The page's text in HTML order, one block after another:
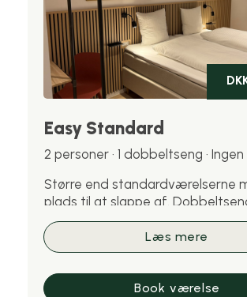
Easy Standard
2 personer · 1 dobbeltseng ·
Større end standardværelserne
plads til at slappe af.
skrivebord, Wi-Fi og privat
Velegnet til par eller gæster, der
sig flere dage. Bemærk: kæledyr
tilladt på dette værelse.
Læs mere
Book værelse